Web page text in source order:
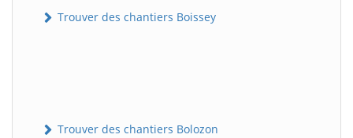
Trouver des chantiers Boissey
Trouver des chantiers Bolozon